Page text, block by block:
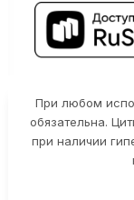
При любом
обязательна.
при наличии